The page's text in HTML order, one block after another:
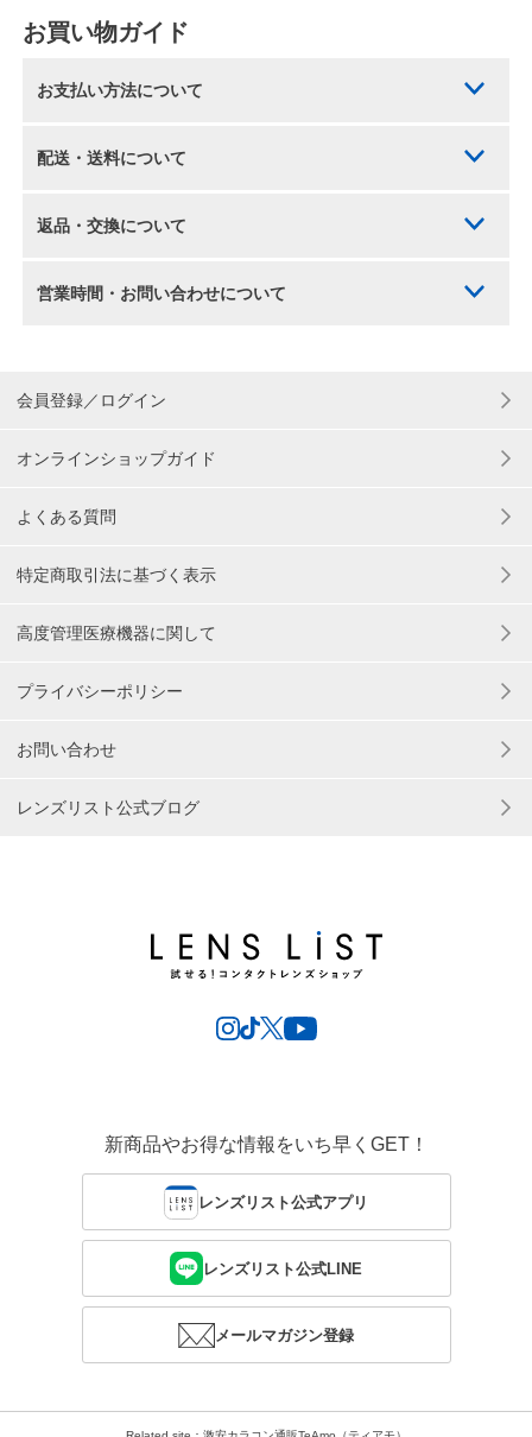
お買い物ガイド
お支払い方法について
配送・送料について
返品・交換について
営業時間・お問い合わせについて
会員登録／ログイン
オンラインショップガイド
よくある質問
特定商取引法に基づく表示
高度管理医療機器に関して
プライバシーポリシー
お問い合わせ
レンズリスト公式ブログ
新商品やお得な情報をいち早くGET！
レンズリスト公式アプリ
レンズリスト公式LINE
メールマガジン登録